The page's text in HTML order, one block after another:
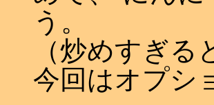
う。
（炒めすぎ
今回はオプシ